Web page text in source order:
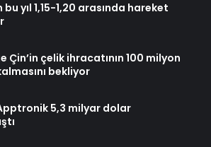
bu yıl 1,15-1,20 arasında hareket
Çin’in çelik ihracatının 100 milyon
bekliyor
5,3 milyar dolar